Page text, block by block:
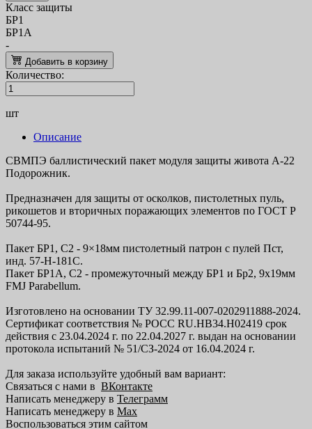
Класс защиты
БР1
БР1А
-
Добавить в корзину
Количество:
шт
Описание
СВМПЭ баллистический пакет модуля защиты живота А-22
Подорожник.
Предназначен для защиты от осколков, пистолетных пуль,
рикошетов и вторичных поражающих элементов по ГОСТ Р
50744-95.
Пакет БР1, С2 - 9×18мм пистолетный патрон с пулей Пст,
инд. 57-Н-181С.
Пакет БР1А, С2 - промежуточный между БР1 и Бр2, 9x19мм
FMJ Parabellum.
Изготовлено на основании ТУ 32.99.11-007-0202911888-2024.
Сертификат соответствия № РОСС RU.НВ34.Н02419 срок
действия с 23.04.2024 г. по 22.04.2027 г. выдан на основании
протокола испытаний № 51/СЗ-2024 от 16.04.2024 г.
Для заказа используйте удобный вам вариант:
Связаться с нами в ВКонтакте
Написать менеджеру в Телеграмм
Написать менеджеру в Max
Воспользоваться этим сайтом